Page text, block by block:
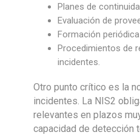
Planes de
Evaluación de
Formación
Procedimientos de
incidentes.
Otro punto crítico es la
incidentes. La NIS2
relevantes en plazos
capacidad de detección